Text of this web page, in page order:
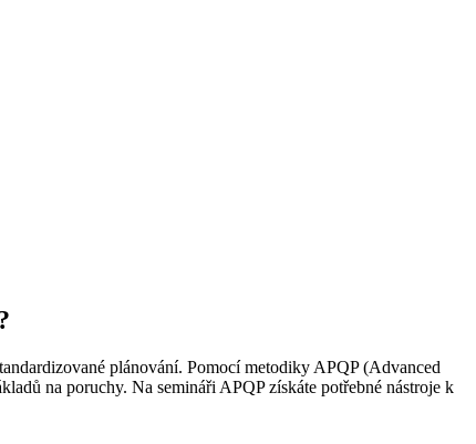
plánování. Pomocí metodiky APQP (Advanced
na poruchy. Na semináři APQP získáte potřebné nástroje k